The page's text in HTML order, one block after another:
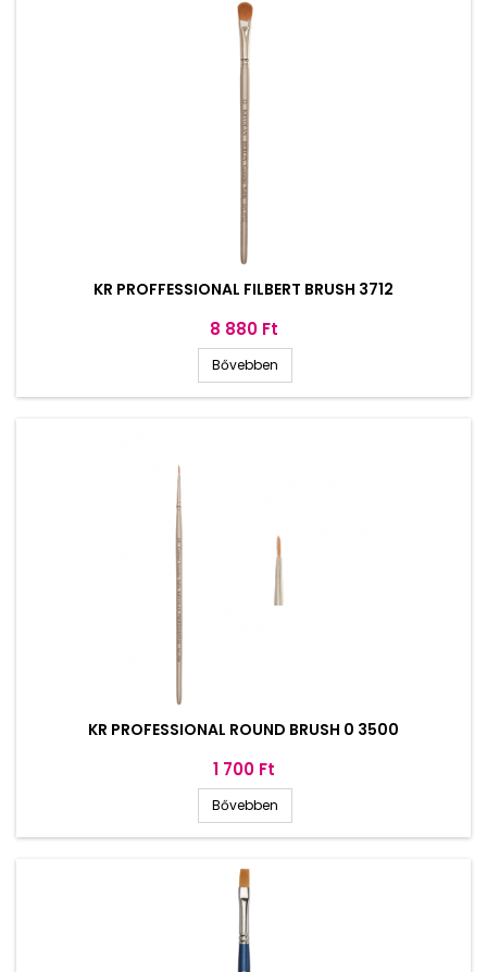
KR PROFFESSIONAL FILBERT BRUSH 3712
Ár
8 880 Ft
Bővebben
KR PROFESSIONAL ROUND BRUSH 0 3500
Ár
1 700 Ft
Bővebben